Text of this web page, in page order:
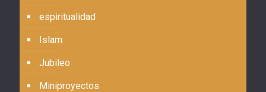
espiritualidad
Islam
Jubileo
Miniproyectos